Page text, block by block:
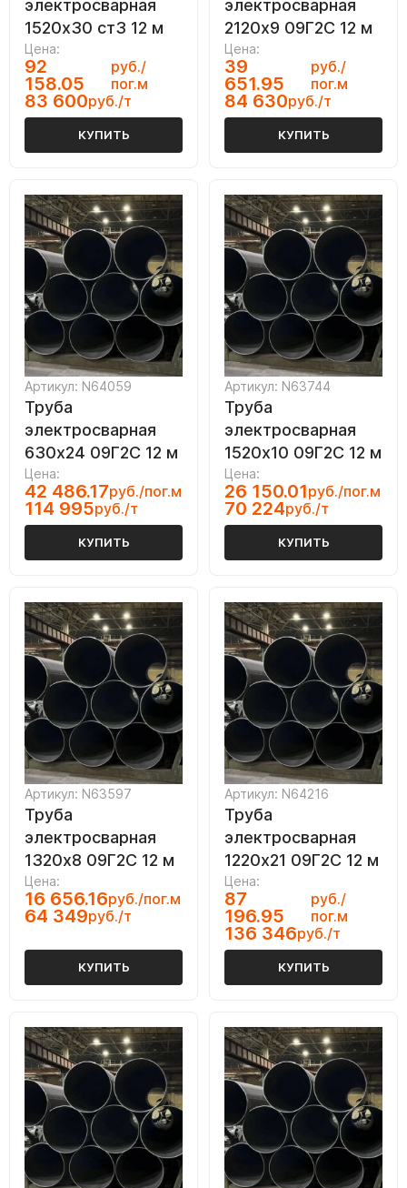
электросварная
1520х30 ст3 12 м
Цена:
92
158.05
руб./
пог.м
83 600руб./т
КУПИТЬ
электросварная
2120х9 09Г2С 12 м
Цена:
39
651.95
руб./
пог.м
84 630руб./т
КУПИТЬ
Артикул: N64059
Труба
электросварная
630х24 09Г2С 12 м
Цена:
42 486.17руб./пог.м
114 995руб./т
КУПИТЬ
Артикул: N63744
Труба
электросварная
1520х10 09Г2С 12 м
Цена:
26 150.01руб./пог.м
70 224руб./т
КУПИТЬ
Артикул: N63597
Труба
электросварная
1320х8 09Г2С 12 м
Цена:
16 656.16руб./пог.м
64 349руб./т
КУПИТЬ
Артикул: N64216
Труба
электросварная
1220х21 09Г2С 12 м
Цена:
87
196.95
руб./
пог.м
136 346руб./т
КУПИТЬ